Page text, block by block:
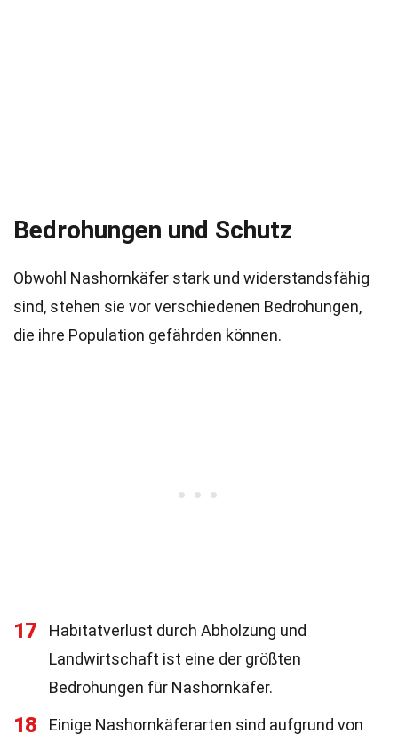
Bedrohungen und Schutz
Obwohl Nashornkäfer stark und widerstandsfähig
sind, stehen sie vor verschiedenen Bedrohungen,
die ihre Population gefährden können.
17
Habitatverlust durch Abholzung und
Landwirtschaft ist eine der größten
Bedrohungen für Nashornkäfer.
18
Einige Nashornkäferarten sind aufgrund von